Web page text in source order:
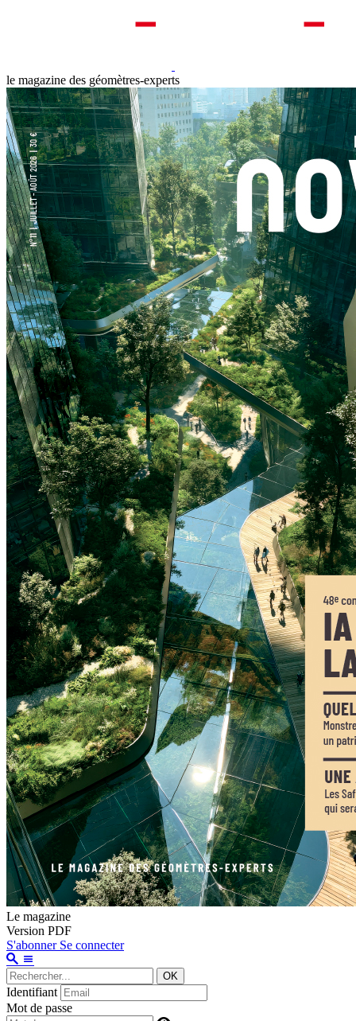
le magazine des géomètres-experts
Le magazine
Version PDF
S'abonner Se connecter
OK
Identifiant
Mot de passe